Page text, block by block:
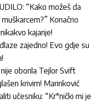
“Kako možeš da
Konačno
kajanje!
zajedno! Evo gdje su
oborila Tejlor Svift
krivim! Marinković
učesniku: “Kr*nički mi je